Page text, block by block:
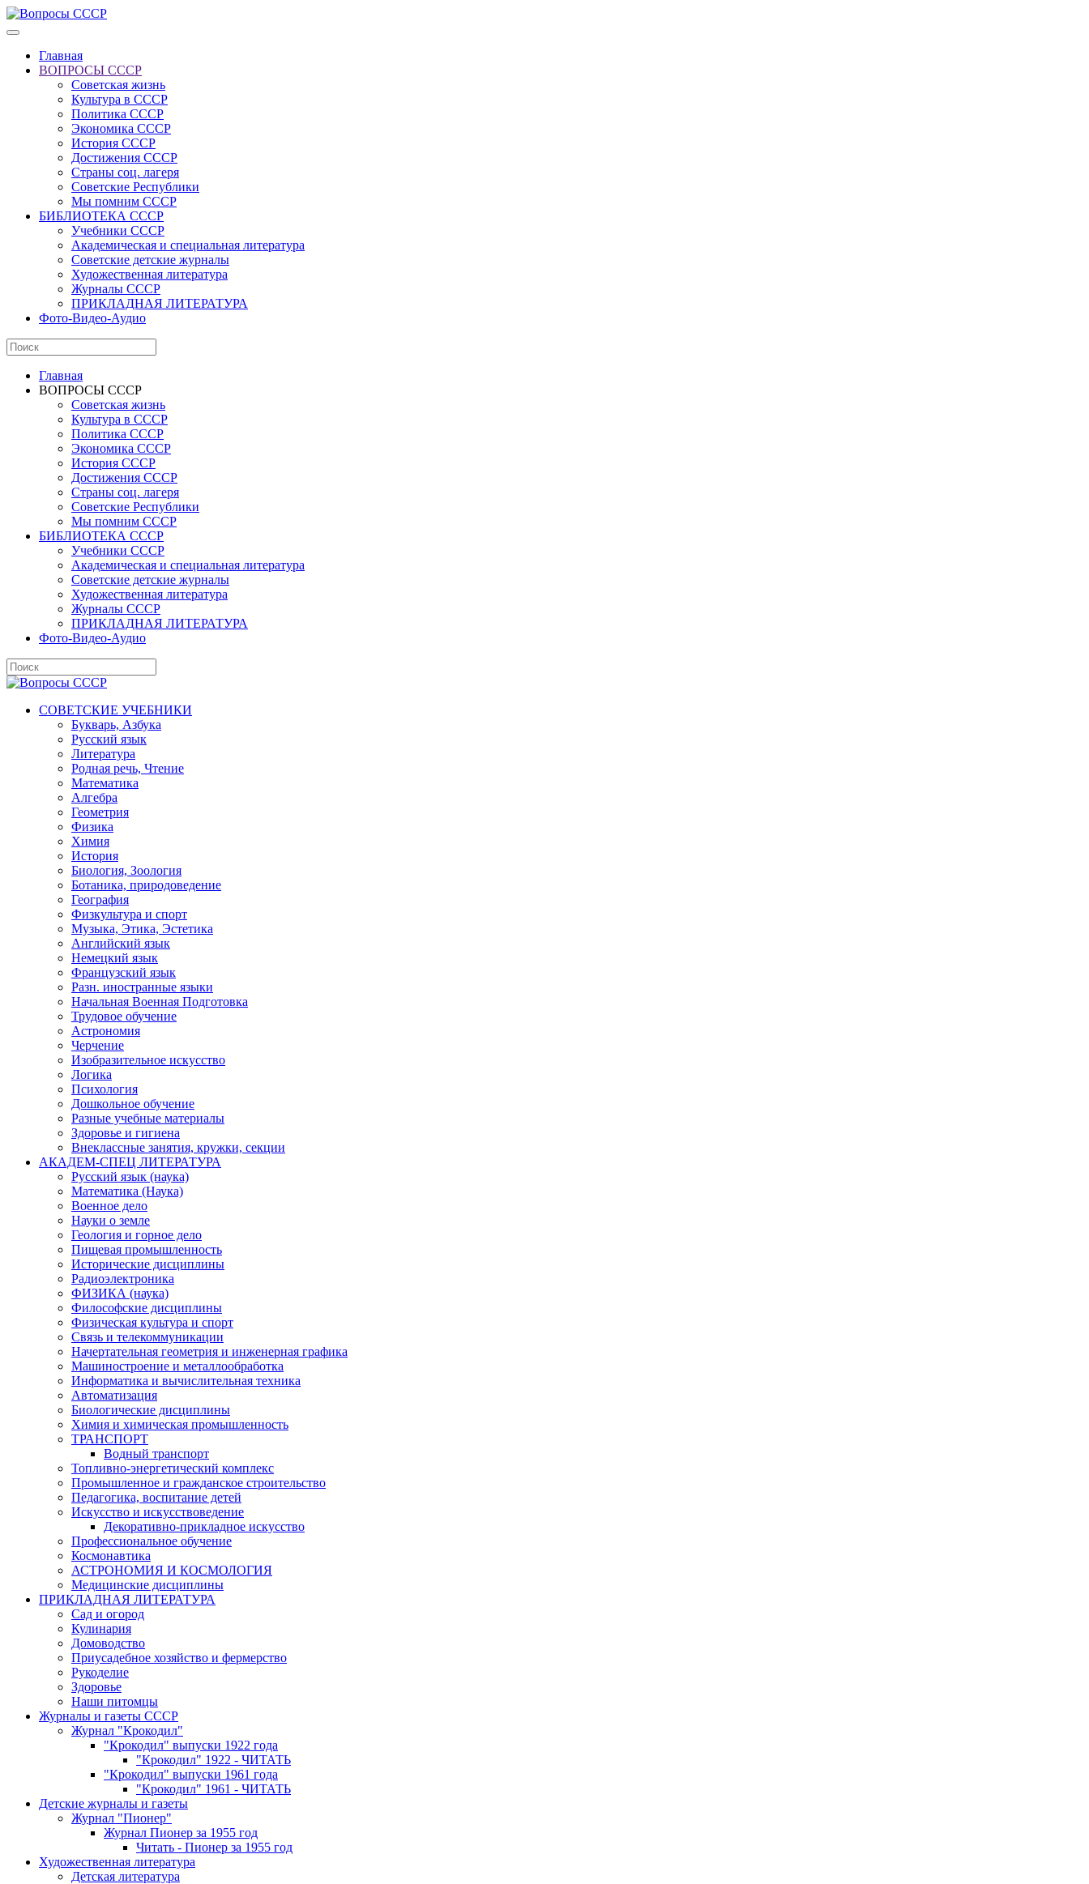
Главная
ВОПРОСЫ СССР
Советская жизнь
Культура в СССР
Политика СССР
Экономика СССР
История СССР
Достижения СССР
Страны соц. лагеря
Советские Республики
Мы помним СССР
БИБЛИОТЕКА СССР
Учебники СССР
Академическая и специальная литература
Советские детские журналы
Художественная литература
Журналы СССР
ПРИКЛАДНАЯ ЛИТЕРАТУРА
Фото-Видео-Аудио
Главная
ВОПРОСЫ СССР
Советская жизнь
Культура в СССР
Политика СССР
Экономика СССР
История СССР
Достижения СССР
Страны соц. лагеря
Советские Республики
Мы помним СССР
БИБЛИОТЕКА СССР
Учебники СССР
Академическая и специальная литература
Советские детские журналы
Художественная литература
Журналы СССР
ПРИКЛАДНАЯ ЛИТЕРАТУРА
Фото-Видео-Аудио
СОВЕТСКИЕ УЧЕБНИКИ
Букварь, Азбука
Русский язык
Литература
Родная речь, Чтение
Математика
Алгебра
Геометрия
Физика
Химия
История
Биология, Зоология
Ботаника, природоведение
География
Физкультура и спорт
Музыка, Этика, Эстетика
Английский язык
Немецкий язык
Французский язык
Разн. иностранные языки
Начальная Военная Подготовка
Трудовое обучение
Астрономия
Черчение
Изобразительное искусство
Логика
Психология
Дошкольное обучение
Разные учебные материалы
Здоровье и гигиена
Внеклассные занятия, кружки, секции
АКАДЕМ-СПЕЦ ЛИТЕРАТУРА
Русский язык (наука)
Математика (Наука)
Военное дело
Науки о земле
Геология и горное дело
Пищевая промышленность
Исторические дисциплины
Радиоэлектроника
ФИЗИКА (наука)
Философские дисциплины
Физическая культура и спорт
Связь и телекоммуникации
Начертательная геометрия и инженерная графика
Машиностроение и металлообработка
Информатика и вычислительная техника
Автоматизация
Биологические дисциплины
Химия и химическая промышленность
ТРАНСПОРТ
Водный транспорт
Топливно-энергетический комплекс
Промышленное и гражданское строительство
Педагогика, воспитание детей
Искусство и искусствоведение
Декоративно-прикладное искусство
Профессиональное обучение
Космонавтика
АСТРОНОМИЯ И КОСМОЛОГИЯ
Медицинские дисциплины
ПРИКЛАДНАЯ ЛИТЕРАТУРА
Сад и огород
Кулинария
Домоводство
Приусадебное хозяйство и фермерство
Рукоделие
Здоровье
Наши питомцы
Журналы и газеты СССР
Журнал "Крокодил"
"Крокодил" выпуски 1922 года
"Крокодил" 1922 - ЧИТАТЬ
"Крокодил" выпуски 1961 года
"Крокодил" 1961 - ЧИТАТЬ
Детские журналы и газеты
Журнал "Пионер"
Журнал Пионер за 1955 год
Читать - Пионер за 1955 год
Художественная литература
Детская литература